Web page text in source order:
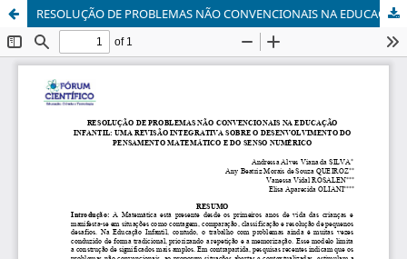
RESOLUÇÃO DE PROBLEMAS NÃO CONVENCIONAIS NA EDUCAÇÃO INFANTIL: UMA REVISÃO INTEGRATIVA SOBRE O DESENVOLVIMENTO DO PENSAMENTO MATEMÁTICO E DO SENSO NUMÉRICO